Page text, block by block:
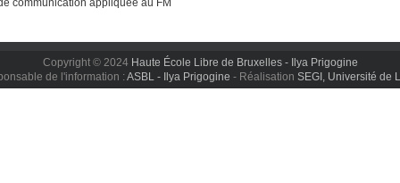
communication appliquée au FM
Copyright © 2024 Haute École Libre de Bruxelles - Ilya Prigogine
de l'information : ASBL - Ilya Prigogine - Réalisation SEGI, Université de